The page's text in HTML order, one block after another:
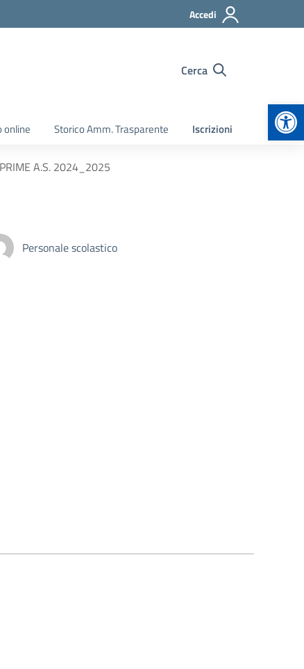
Accedi
Cerca
online Storico Amm. Trasparente Iscrizioni
A.S. 2024_2025
Personale scolastico